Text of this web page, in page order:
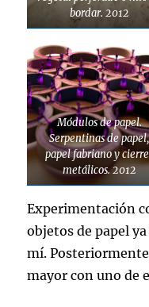
bordar. 2012
Módulos de papel.
Serpentinas de papel,
papel fabriano y
metálicos. 2012
Experimentación
objetos de papel
mí.
mayor con uno de